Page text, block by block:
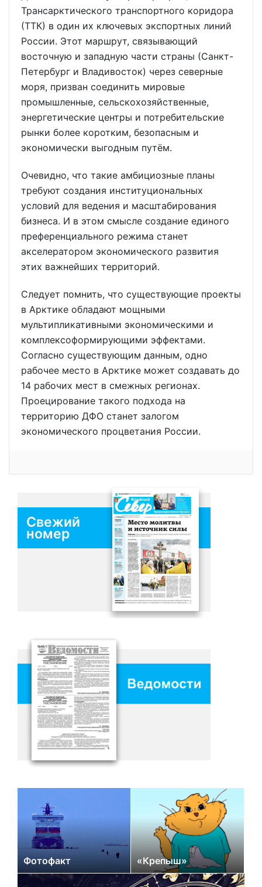
Трансарктического транспортного коридора
(ТТК) в один их ключевых экспортных линий
России. Этот маршрут, связывающий
восточную и западную части страны (Санкт-
Петербург и Владивосток) через северные
моря, призван соединить мировые
промышленные, сельскохозяйственные,
энергетические центры и потребительские
рынки более коротким, безопасным и
экономически выгодным путём.
Очевидно, что такие амбициозные планы
требуют создания институциональных
условий для ведения и масштабирования
бизнеса. И в этом смысле создание единого
преференциального режима станет
акселератором экономического развития
этих важнейших территорий.
Следует помнить, что существующие проекты
в Арктике обладают мощными
мультипликативными экономическими и
комплексоформирующими эффектами.
Согласно существующим данным, одно
рабочее место в Арктике может создавать до
14 рабочих мест в смежных регионах.
Проецирование такого подхода на
территорию ДФО станет залогом
экономического процветания России.
Свежий
номер
Фотофакт «Крепыш»